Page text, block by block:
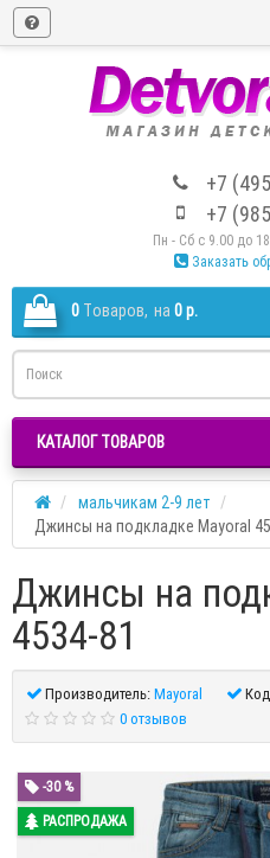
+7
+7
Пн - Сб с 9.00 до
Заказать
0 Tоваров, на 0 р.
КАТАЛОГ ТОВАРОВ
мальчикам 2-9 лет
Джинсы на подкладке Mayoral
Джинсы на
4534-81
Производитель:Mayoral
0 отзывов
-30 %
РАСПРОДАЖА